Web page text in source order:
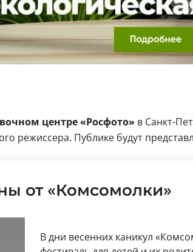
центре «Росфото» в Санкт-
режиссера. Публике будут
от «Комсомолки»
В дни весенних каникул